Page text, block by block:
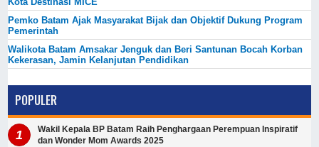
Pemko Batam Ajak Masyarakat Bijak dan Objektif Dukung Program
Pemerintah
Walikota Batam Amsakar Jenguk dan Beri Santunan Bocah Korban
Kekerasan, Jamin Kelanjutan Pendidikan
POPULER
Wakil Kepala BP Batam Raih Penghargaan Perempuan Inspiratif
dan Wonder Mom Awards 2025